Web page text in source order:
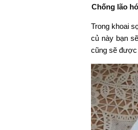
Chống lão
Trong khoai
củ này bạn
cũng sẽ được